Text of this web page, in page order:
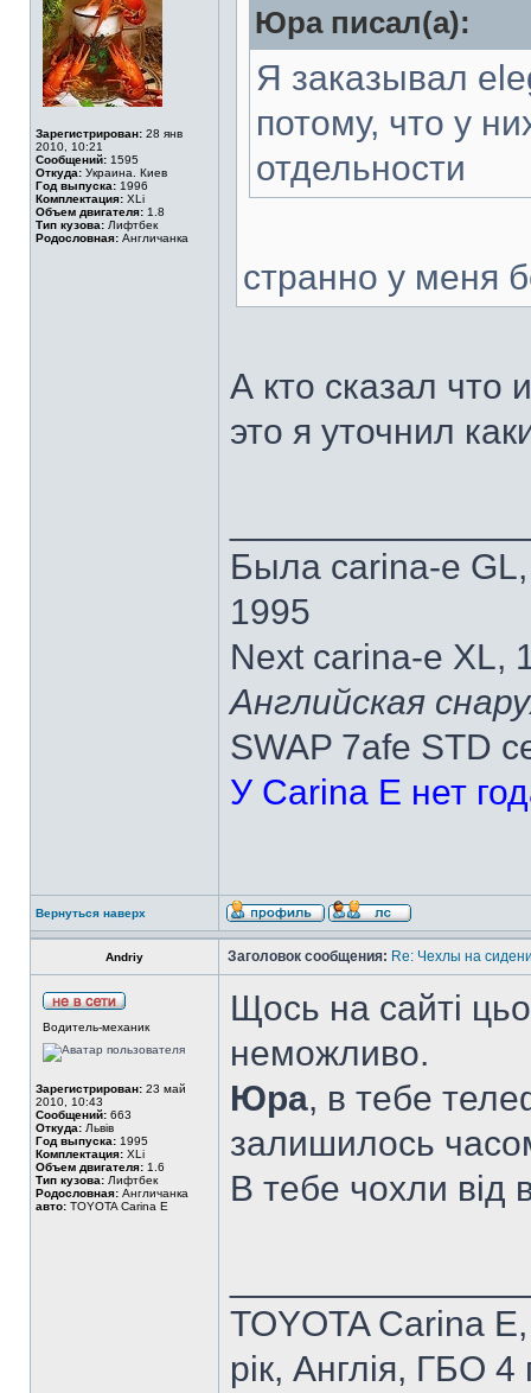
Зарегистрирован: 28 янв
2010, 10:21
Сообщений: 1595
Откуда: Украина. Киев
Год выпуска: 1996
Комплектация: XLi
Объем двигателя: 1.8
Тип кузова: Лифтбек
Родословная: Англичанка
Юра писал(а):
Я заказывал
потому, что у
отдельности
странно у меня
А кто сказал что
это я уточнил
Была carina-e
1995
Next carina-e XL,
Английская
SWAP 7afe STD
У Carina E нет
Вернуться наверх
Andriy Заголовок сообщения: Re: Чехлы на
Водитель-механик
Зарегистрирован: 23 май
2010, 10:43
Сообщений: 663
Откуда: Львів
Год выпуска: 1995
Комплектация: XLi
Объем двигателя: 1.6
Тип кузова: Лифтбек
Родословная: Англичанка
авто: TOYOTA Carina E
Щось на сайті
неможливо.
Юра, в тебе
залишилось
В тебе чохли від
TOYOTA Carina
рік, Англія, ГБО